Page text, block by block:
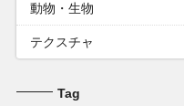
動物・生物
テクスチャ
Tag